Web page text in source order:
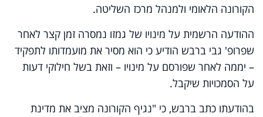
הקורונה הלאומי ולמנהל מרכז השליטה.
ההודעה הרשמית על מינויו של גמזו נמסרה זמן קצר לאחר
שפרופ' גבי ברבש הודיע כי הוא מסיר את מועמדותו לתפקיד
– יממה לאחר שפורסם על מינויו – וזאת בשל חילוקי דעות
על הסמכויות שיקבל.
בהודעתו כתב ברבש, כי "נגיף הקורונה מציב את מדינת